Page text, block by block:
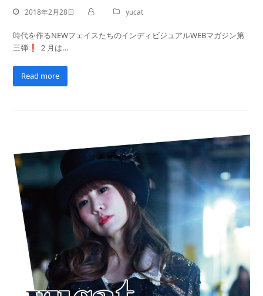
2018年2月28日 yucat
時代を作るNEWフェイスたちのインディビジュアルWEBマガジン第
三弾❗️ ２月は…
Read more